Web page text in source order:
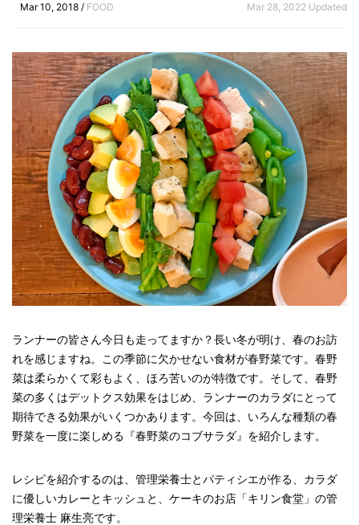
Mar 10, 2018 / FOOD Mar 28, 2022 Updated
ランナーの皆さん今日も走ってますか？長い冬が明け、春のお訪
れを感じますね。この季節に欠かせない食材が春野菜です。春野
菜は柔らかくて彩もよく、ほろ苦いのが特徴です。そして、春野
菜の多くはデットクス効果をはじめ、ランナーのカラダにとって
期待できる効果がいくつかあります。今回は、いろんな種類の春
野菜を一度に楽しめる『春野菜のコブサラダ』を紹介します。
レシピを紹介するのは、管理栄養士とパティシエが作る、カラダ
に優しいカレーとキッシュと、ケーキのお店「キリン食堂」の管
理栄養士 麻生亮です。